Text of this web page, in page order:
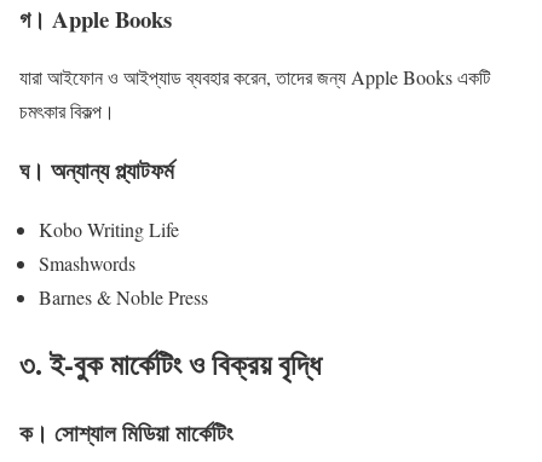
গ। Apple Books
যারা আইফোন ও আইপ্যাড ব্যবহার করেন, তাদের জন্য Apple Books একটি
চমৎকার বিকল্প।
ঘ। অন্যান্য প্ল্যাটফর্ম
Kobo Writing Life
Smashwords
Barnes & Noble Press
৩. ই-বুক মার্কেটিং ও বিক্রয় বৃদ্ধি
ক। সোশ্যাল মিডিয়া মার্কেটিং